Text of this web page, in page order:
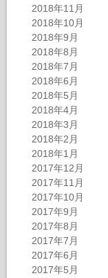
2018年11月
2018年10月
2018年9月
2018年8月
2018年7月
2018年6月
2018年5月
2018年4月
2018年3月
2018年2月
2018年1月
2017年12月
2017年11月
2017年10月
2017年9月
2017年8月
2017年7月
2017年6月
2017年5月